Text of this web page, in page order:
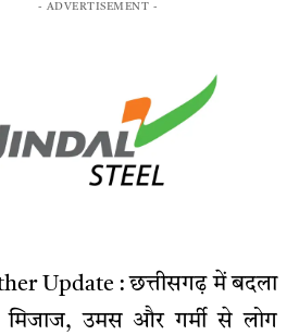
- ADVERTISEMENT -
Update : छत्तीसगढ़ में बदला
मिजाज, उमस और गर्मी से लोग